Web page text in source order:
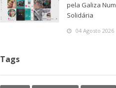
pela Galiza
Solidária
04 Agosto 2026
Tags